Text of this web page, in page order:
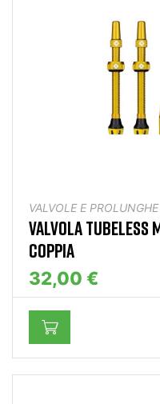
VALVOLE E PROLUNGHE
VALVOLA TUBELESS
COPPIA
32,00 €